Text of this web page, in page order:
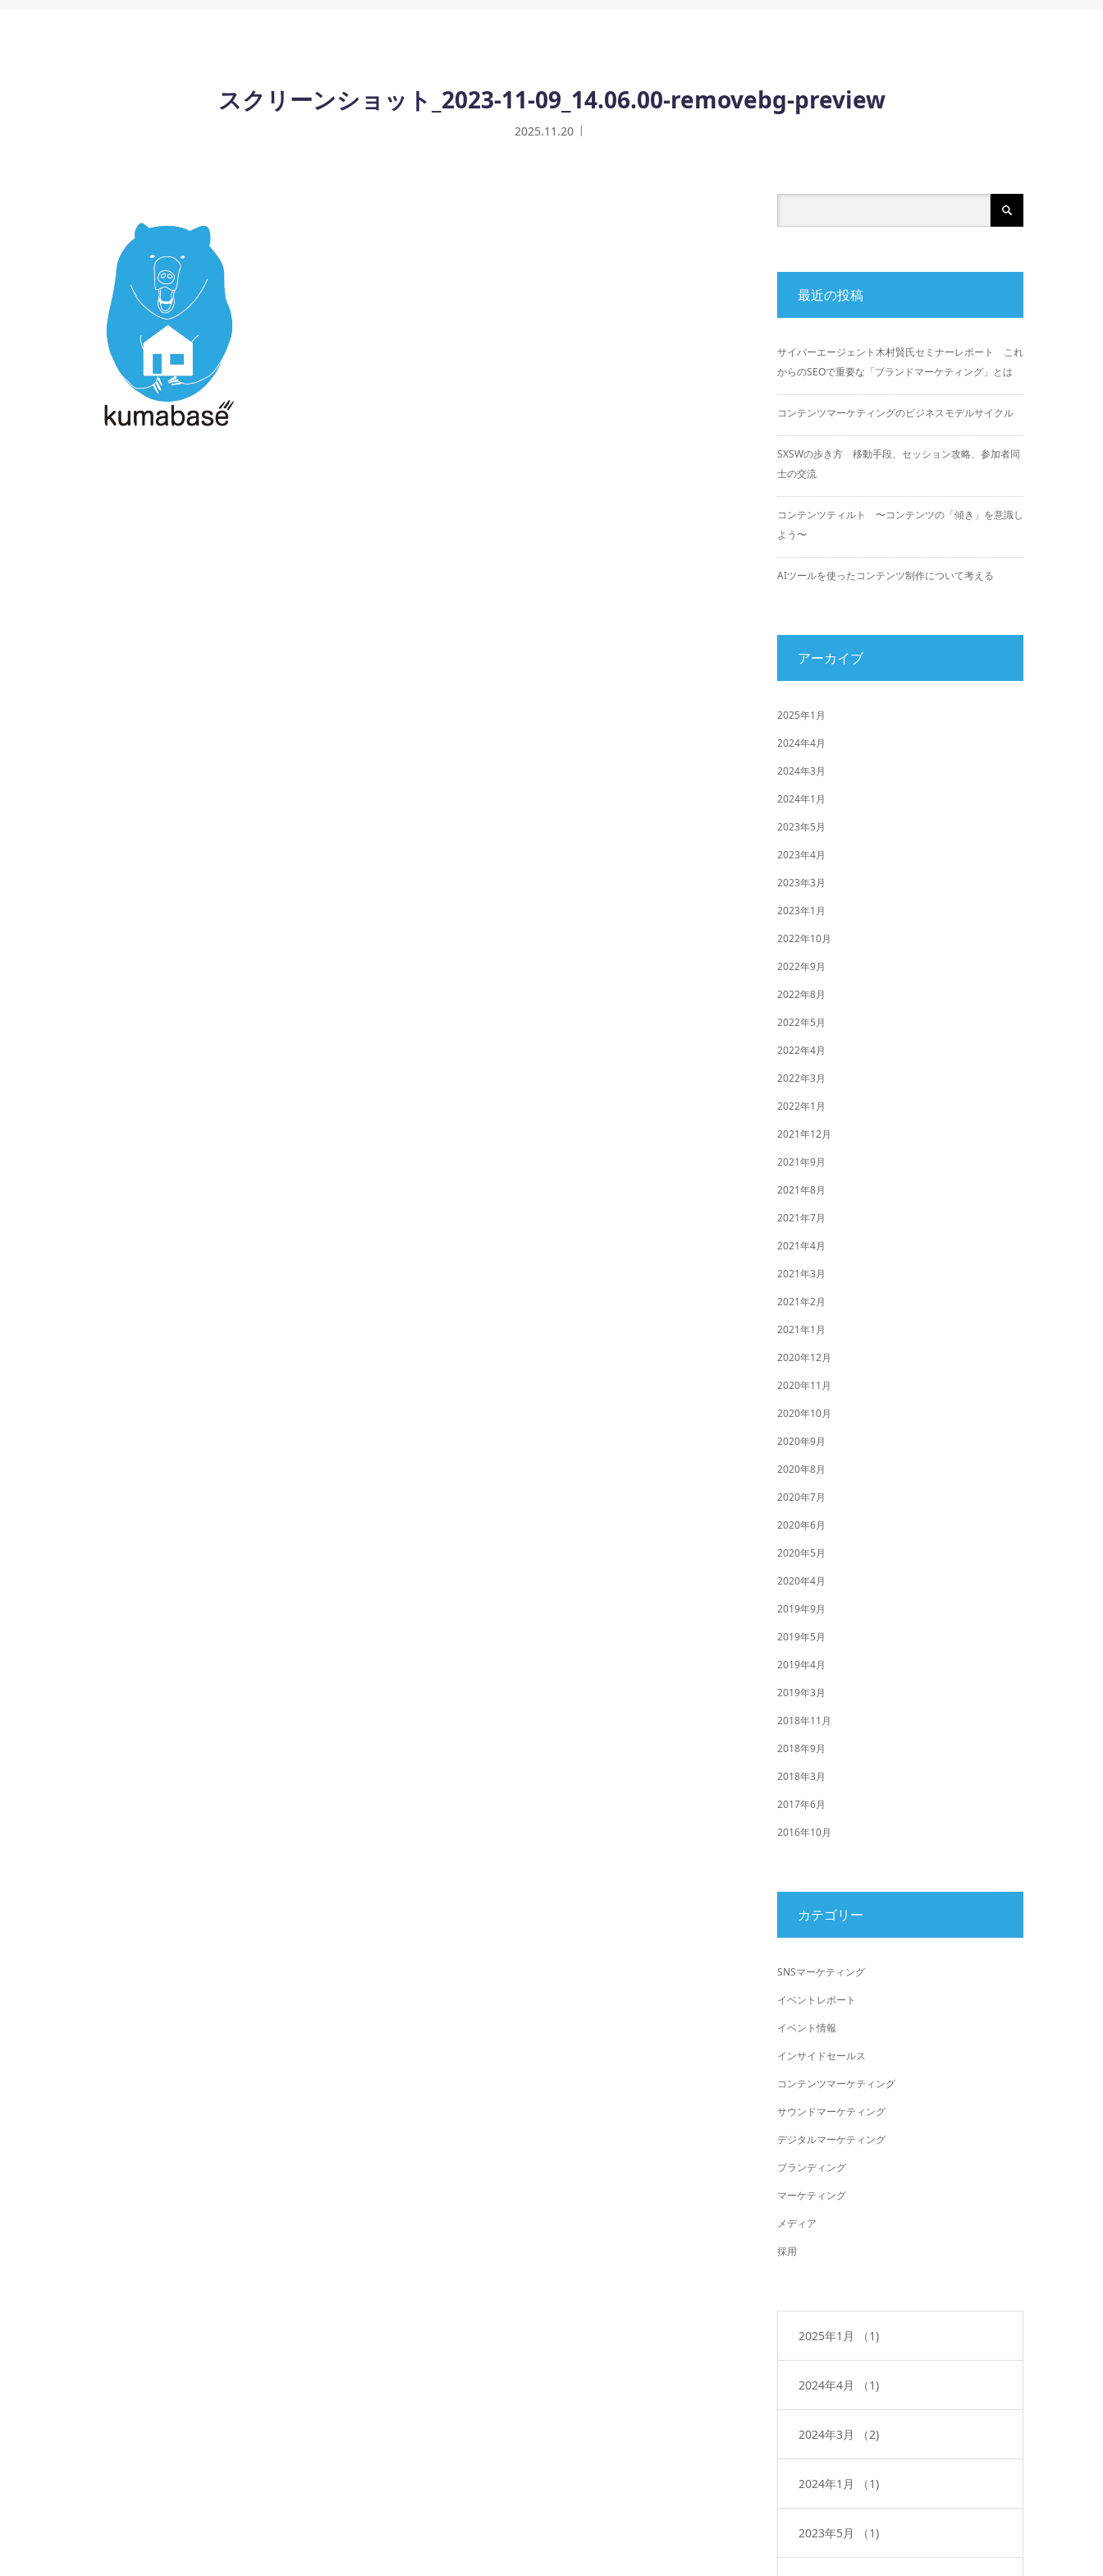
スクリーンショット_2023-11-09_14.06.00-removebg-preview
2025.11.20
最近の投稿
サイバーエージェント木村賢氏セミナーレポート これ
からのSEOで重要な「ブランドマーケティング」とは
コンテンツマーケティングのビジネスモデルサイクル
SXSWの歩き方 移動手段、セッション攻略、参加者同
士の交流
コンテンツティルト 〜コンテンツの「傾き」を意識し
よう〜
AIツールを使ったコンテンツ制作について考える
アーカイブ
2025年1月
2024年4月
2024年3月
2024年1月
2023年5月
2023年4月
2023年3月
2023年1月
2022年10月
2022年9月
2022年8月
2022年5月
2022年4月
2022年3月
2022年1月
2021年12月
2021年9月
2021年8月
2021年7月
2021年4月
2021年3月
2021年2月
2021年1月
2020年12月
2020年11月
2020年10月
2020年9月
2020年8月
2020年7月
2020年6月
2020年5月
2020年4月
2019年9月
2019年5月
2019年4月
2019年3月
2018年11月
2018年9月
2018年3月
2017年6月
2016年10月
カテゴリー
SNSマーケティング
イベントレポート
イベント情報
インサイドセールス
コンテンツマーケティング
サウンドマーケティング
デジタルマーケティング
ブランディング
マーケティング
メディア
採用
2025年1月 （1)
2024年4月 （1)
2024年3月 （2)
2024年1月 （1)
2023年5月 （1)